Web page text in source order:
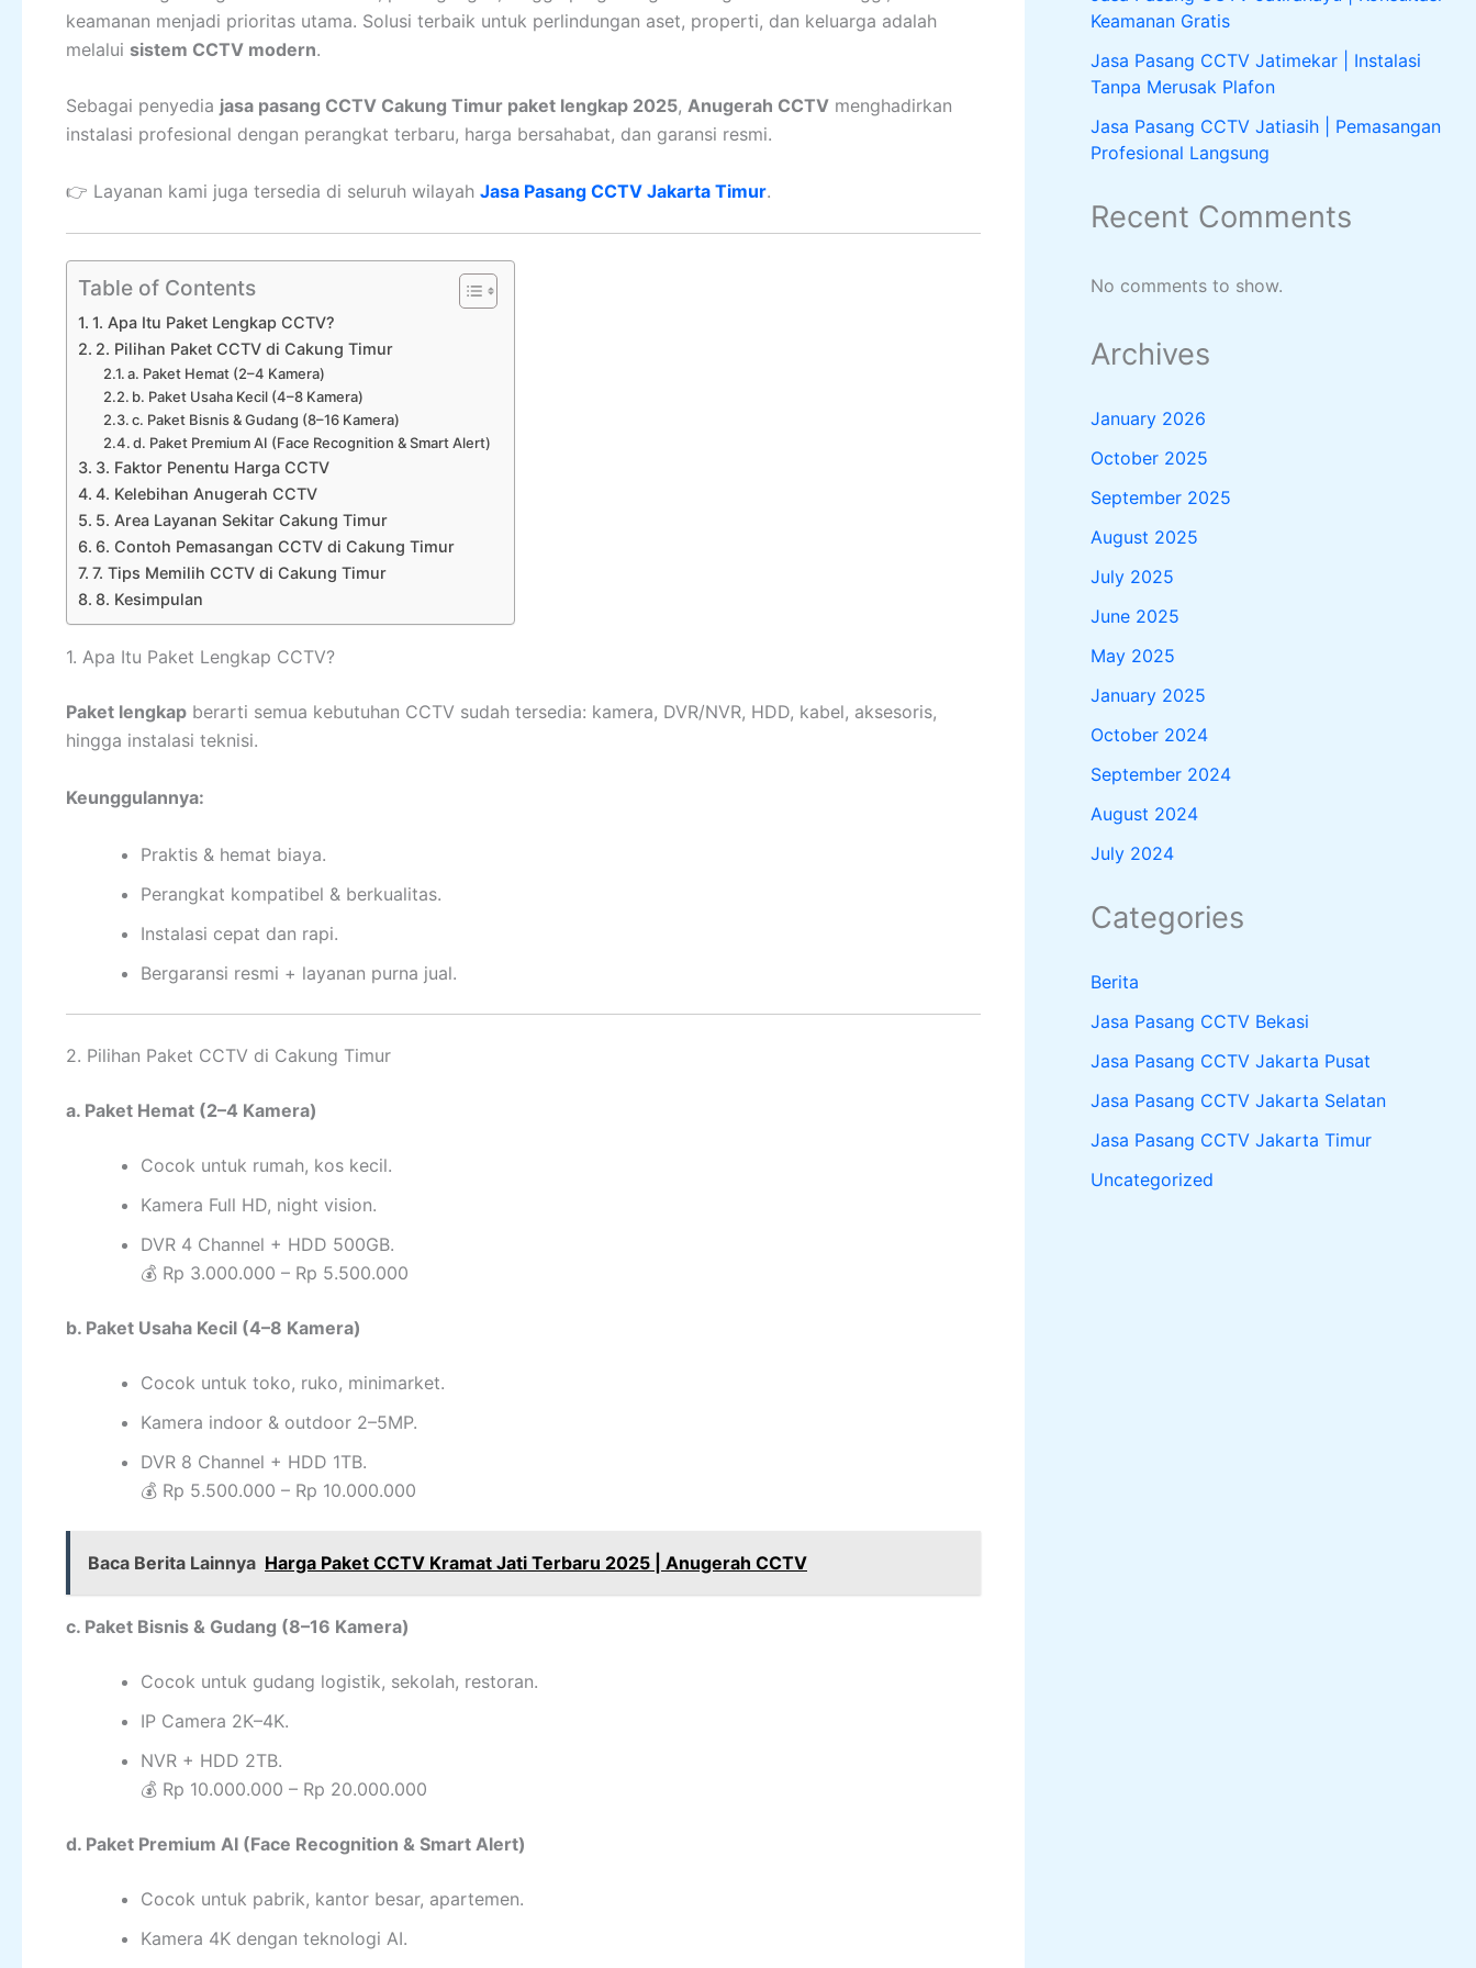
keamanan menjadi prioritas utama. Solusi terbaik untuk perlindungan aset, properti, dan keluarga adalah
melalui sistem CCTV modern.
Sebagai penyedia jasa pasang CCTV Cakung Timur paket lengkap 2025, Anugerah CCTV menghadirkan
instalasi profesional dengan perangkat terbaru, harga bersahabat, dan garansi resmi.
👉 Layanan kami juga tersedia di seluruh wilayah Jasa Pasang CCTV Jakarta Timur.
Table of Contents
1. Apa Itu Paket Lengkap CCTV?
2. Pilihan Paket CCTV di Cakung Timur
a. Paket Hemat (2–4 Kamera)
b. Paket Usaha Kecil (4–8 Kamera)
c. Paket Bisnis & Gudang (8–16 Kamera)
d. Paket Premium AI (Face Recognition & Smart Alert)
3. Faktor Penentu Harga CCTV
4. Kelebihan Anugerah CCTV
5. Area Layanan Sekitar Cakung Timur
6. Contoh Pemasangan CCTV di Cakung Timur
7. Tips Memilih CCTV di Cakung Timur
8. Kesimpulan
1. Apa Itu Paket Lengkap CCTV?
Paket lengkap berarti semua kebutuhan CCTV sudah tersedia: kamera, DVR/NVR, HDD, kabel, aksesoris,
hingga instalasi teknisi.
Keunggulannya:
Praktis & hemat biaya.
Perangkat kompatibel & berkualitas.
Instalasi cepat dan rapi.
Bergaransi resmi + layanan purna jual.
2. Pilihan Paket CCTV di Cakung Timur
a. Paket Hemat (2–4 Kamera)
Cocok untuk rumah, kos kecil.
Kamera Full HD, night vision.
DVR 4 Channel + HDD 500GB.
💰 Rp 3.000.000 – Rp 5.500.000
b. Paket Usaha Kecil (4–8 Kamera)
Cocok untuk toko, ruko, minimarket.
Kamera indoor & outdoor 2–5MP.
DVR 8 Channel + HDD 1TB.
💰 Rp 5.500.000 – Rp 10.000.000
Baca Berita Lainnya Harga Paket CCTV Kramat Jati Terbaru 2025 | Anugerah CCTV
c. Paket Bisnis & Gudang (8–16 Kamera)
Cocok untuk gudang logistik, sekolah, restoran.
IP Camera 2K–4K.
NVR + HDD 2TB.
💰 Rp 10.000.000 – Rp 20.000.000
d. Paket Premium AI (Face Recognition & Smart Alert)
Cocok untuk pabrik, kantor besar, apartemen.
Kamera 4K dengan teknologi AI.
Keamanan Gratis
Jasa Pasang CCTV Jatimekar | Instalasi
Tanpa Merusak Plafon
Jasa Pasang CCTV Jatiasih | Pemasangan
Profesional Langsung
Recent Comments
No comments to show.
Archives
January 2026
October 2025
September 2025
August 2025
July 2025
June 2025
May 2025
January 2025
October 2024
September 2024
August 2024
July 2024
Categories
Berita
Jasa Pasang CCTV Bekasi
Jasa Pasang CCTV Jakarta Pusat
Jasa Pasang CCTV Jakarta Selatan
Jasa Pasang CCTV Jakarta Timur
Uncategorized